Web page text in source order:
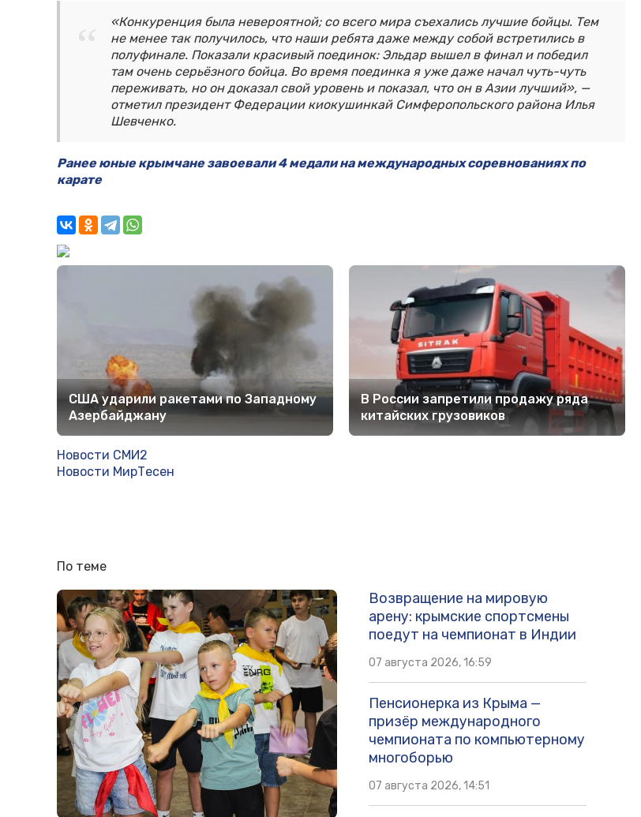
«Конкуренция была невероятной; со всего мира съехались лучшие бойцы. Тем
не менее так получилось, что наши ребята даже между собой встретились в
полуфинале. Показали красивый поединок: Эльдар вышел в финал и победил
там очень серьёзного бойца. Во время поединка я уже даже начал чуть-чуть
переживать, но он доказал свой уровень и показал, что он в Азии лучший», —
отметил президент Федерации киокушинкай Симферопольского района Илья
Шевченко.
Ранее юные крымчане завоевали 4 медали на международных соревнованиях по
карате
США ударили ракетами по Западному
Азербайджану
В России запретили продажу ряда
китайских грузовиков
Новости СМИ2
Новости МирТесен
По теме
Возвращение на мировую
арену: крымские спортсмены
поедут на чемпионат в Индии
07 августа 2026, 16:59
Пенсионерка из Крыма —
призёр международного
чемпионата по компьютерному
многоборью
07 августа 2026, 14:51